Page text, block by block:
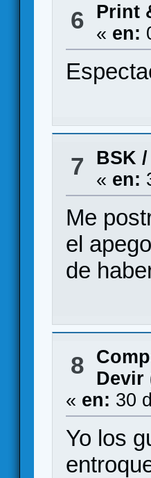
6 Print
« en:
7 BSK /
« en:
Me
el
de
8
Devir
« en: 30
Yo los